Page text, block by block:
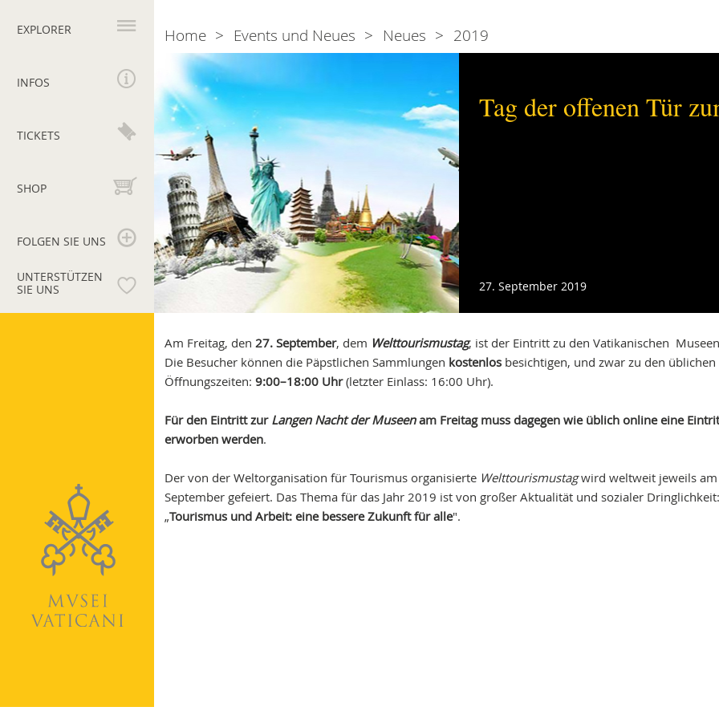
EXPLORER
INFOS
TICKETS
SHOP
FOLGEN SIE UNS
UNTERSTÜTZEN
SIE UNS
offenen
Tür
zum
Welttourismustag
Tag der offenen Tür
27. September 2019
Am Freitag, den 27. September, dem Welttourismustag, ist der Eintritt zu den Vatikanischen
Die Besucher können die Päpstlichen Sammlungen kostenlos besichtigen, und zwar zu den üblichen
Öffnungszeiten: 9:00–18:00 Uhr(letzter Einlass: 16:00 Uhr).
Für den Eintritt zur Langen Nacht der Museenam Freitag muss dagegen wie üblich online eine
erworben werden.
Der von der Weltorganisation für Tourismus organisierte Welttourismustagwird weltweit jeweils am
September gefeiert. Das Thema für das Jahr 2019 ist von großer Aktualität und sozialer Dringlichkeit:
„Tourismus und Arbeit: eine bessere Zukunft für alle".
Breadcrumb
Home Events und Neues Neues 2019